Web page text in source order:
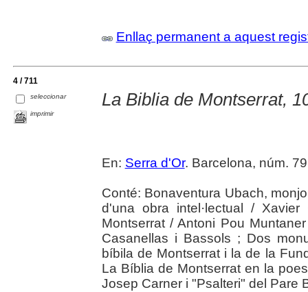
Enllaç permanent a aquest
4 / 711
seleccionar
imprimir
La Biblia de Montserrat,
En: Serra d'Or. Barcelona, núm.
Conté: Bonaventura Ubach,
d'una obra intel·lectual /
Montserrat / Antoni Pou
Casanellas i Bassols ; Dos
bíbila de Montserrat i la de la
La Bíblia de Montserrat en la
Josep Carner i "Psalteri" del Pare